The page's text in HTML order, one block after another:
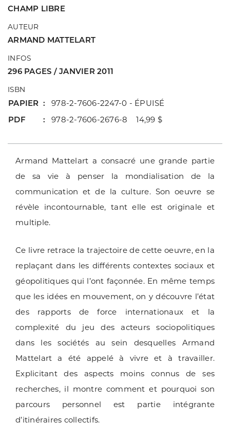
CHAMP LIBRE
AUTEUR
ARMAND MATTELART
INFOS
296 PAGES / JANVIER 2011
ISBN
PAPIER
978-2-7606-2247-0 - ÉPUISÉ
PDF
978-2-7606-2676-8 14,99 $
Armand Mattelart a consacré une grande partie
de sa vie à penser la mondialisation de la
communication et de la culture. Son oeuvre se
révèle incontournable, tant elle est originale et
multiple.
Ce livre retrace la trajectoire de cette oeuvre, en la
replaçant dans les différents contextes sociaux et
géopolitiques qui l’ont façonnée. En même temps
que les idées en mouvement, on y découvre l’état
des rapports de force internationaux et la
complexité du jeu des acteurs sociopolitiques
dans les sociétés au sein desquelles Armand
Mattelart a été appelé à vivre et à travailler.
Explicitant des aspects moins connus de ses
recherches, il montre comment et pourquoi son
parcours personnel est partie intégrante
d’itinéraires collectifs.